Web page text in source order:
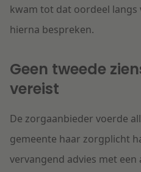
kwam tot dat oordeel langs
hierna bespreken.
Geen tweede
vereist
De zorgaanbieder voerde
gemeente haar zorgplicht
vervangend advies met een